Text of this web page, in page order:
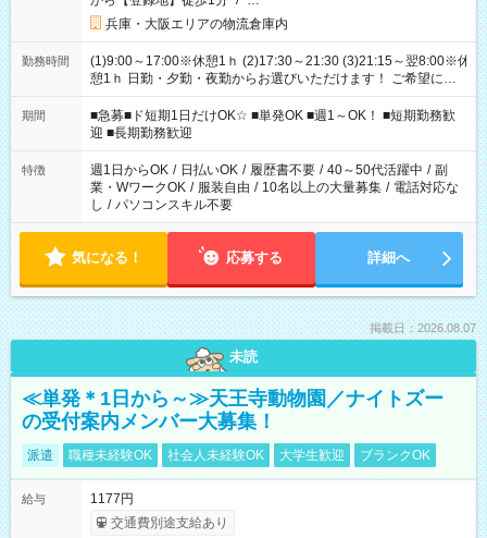
兵庫・大阪エリアの物流倉庫内
勤務時間
(1)9:00～17:00※休憩1ｈ (2)17:30～21:30 (3)21:15～翌8:00※休
憩1ｈ 日勤・夕勤・夜勤からお選びいただけます！ ご希望に合
わせて働けるお仕事です(*^^*) 【その他選べる勤務時間】 8-17
時/9-17時/9-18時/10-18時/11-21時/18-22時/20-翌4時/21-翌5
時/22-翌6時/0-翌8時 ご自身のご都合で選んで頂ける完全自由シ
フト！
期間
■急募■ド短期1日だけOK☆ ■単発OK ■週1～OK！ ■短期勤務歓
迎 ■長期勤務歓迎
特徴 週1日からOK / 日払いOK / 履歴書不要 / 40～50代活躍中 / 副
業・WワークOK / 服装自由 / 10名以上の大量募集 / 電話対応な
し / パソコンスキル不要
気になる！ 応募する 詳細へ
掲載日：2026.08.07
未読
≪単発＊1日から～≫天王寺動物園／ナイトズー
の受付案内メンバー大募集！
派遣 職種未経験OK 社会人未経験OK 大学生歓迎 ブランクOK
給与
1177円
交通費別途支給あり